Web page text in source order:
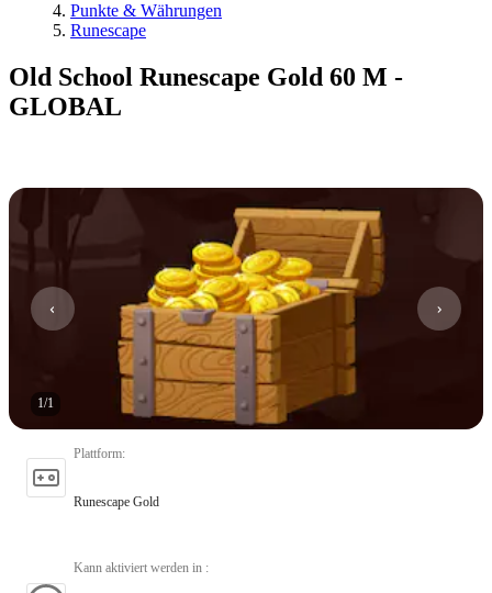
Punkte & Währungen
Runescape
Old School Runescape Gold 60 M -
GLOBAL
1/1
Plattform:
Runescape Gold
Kann aktiviert werden in :